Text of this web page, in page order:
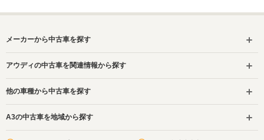
メーカーから中古車を探す
アウディの中古車を関連情報から探す
他の車種から中古車を探す
A3の中古車を地域から探す